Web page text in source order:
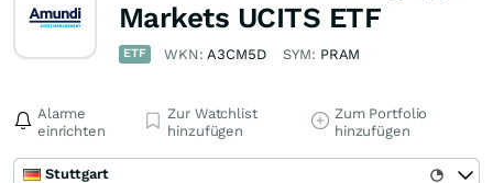
Markets UCITS ETF
ETF WKN:A3CM5D SYM: PRAM
Alarme
einrichten
Zur Watchlist
hinzufügen
Zum Portfolio
hinzufügen
Stuttgart